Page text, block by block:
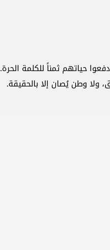
حياتهم ثمناً للكلمة الحرة.
ولا وطن يُصان إلا بالحقيقة.